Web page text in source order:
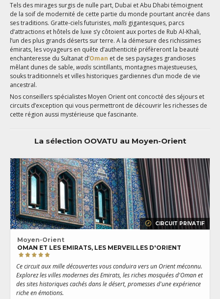
Tels des mirages surgis de nulle part, Dubaï et Abu Dhabi témoignent
de la soif de modernité de cette partie du monde pourtant ancrée dans
ses traditions. Gratte-ciels futuristes, mallsgigantesques, parcs
d’attractions et hôtels de luxe s’y côtoient aux portes de Rub Al-Khali,
l’un des plus grands déserts sur terre. A la démesure des richissimes
émirats, les voyageurs en quête d’authenticité préfèreront la beauté
enchanteresse du Sultanat d’Oman et de ses paysages grandioses
mêlant dunes de sable, wadisscintillants, montagnes majestueuses,
souks traditionnels et villes historiques gardiennes d’un mode de vie
ancestral.
Nos conseillers spécialistes Moyen Orient ont concocté des séjours et
circuits d’exception qui vous permettront de découvrir les richesses de
cette région aussi mystérieuse que fascinante.
La sélection OOVATU au Moyen-Orient
CIRCUIT PRIVATIF
Moyen-Orient
OMAN ET LES EMIRATS, LES MERVEILLES D'ORIENT
Ce circuit aux mille découvertes vous conduira vers un Orient méconnu.
Explorez les villes modernes des Emirats, les riches mosquées d'Oman et
des sites historiques cachés dans le désert, promesses d'une expérience
riche en émotions.